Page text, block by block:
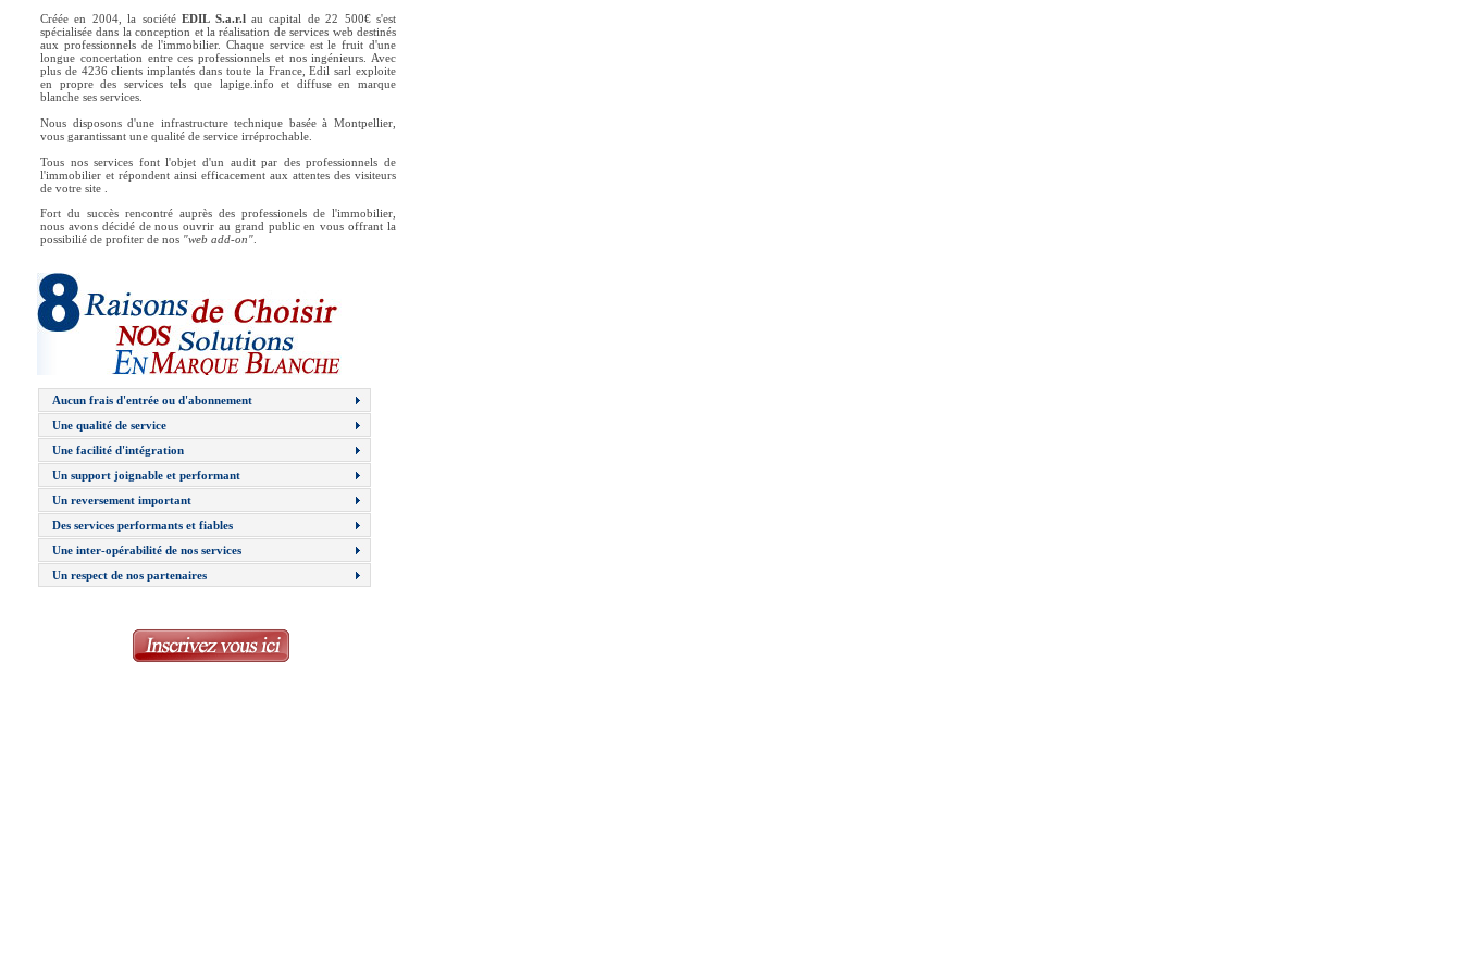
Créée en 2004, la sociétéEDIL S.a.r.l au capital de 22 500€ s'est
spécialisée dans la conception et la réalisation de services web destinés
aux professionnels de l'immobilier. Chaque service est le fruit d'une
longue concertation entre ces professionnels et nos ingénieurs. Avec
plus de 4236 clients implantés dans toute la France, Edil sarl exploite
en propre des services tels que lapige.info et diffuse en marque
blanche ses services.
Nous disposons d'une infrastructure technique basée à Montpellier,
vous garantissant une qualité de service irréprochable.
Tous nos services font l'objet d'un audit par des professionnels de
l'immobilier et répondent ainsi efficacement aux attentes des visiteurs
de votre site .
Fort du succès rencontré auprès des professionels de l'immobilier,
nous avons décidé de nous ouvrir au grand public en vous offrant la
possibilié de profiter de nos "web add-on"
Aucun frais d'entrée ou d'abonnement
Une qualité de service
Une facilité d'intégration
Un support joignable et performant
Un reversement important
Des services performants et fiables
Une inter-opérabilité de nos services
Un respect de nos partenaires